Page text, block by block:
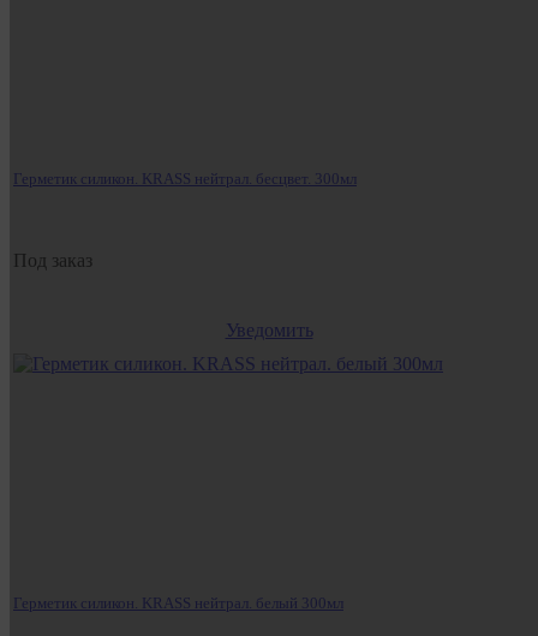
Герметик силикон. KRASS нейтрал. бесцвет. 300мл
Под заказ
Уведомить
Герметик силикон. KRASS нейтрал. белый 300мл